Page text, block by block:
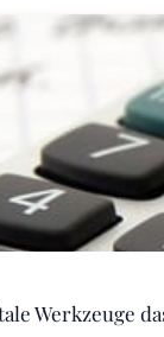
Werkzeuge